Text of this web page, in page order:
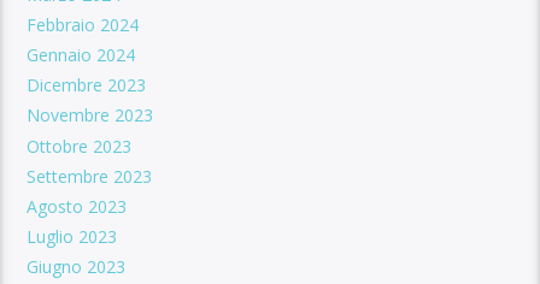
Febbraio 2024
Gennaio 2024
Dicembre 2023
Novembre 2023
Ottobre 2023
Settembre 2023
Agosto 2023
Luglio 2023
Giugno 2023